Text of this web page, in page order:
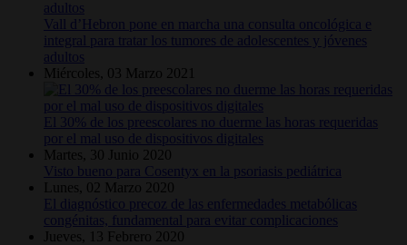
Vall d’Hebron pone en marcha una consulta oncológica e
integral para tratar los tumores de adolescentes y jóvenes
adultos
Miércoles, 03 Marzo 2021
El 30% de los preescolares no duerme las horas requeridas
por el mal uso de dispositivos digitales
Martes, 30 Junio 2020
Visto bueno para Cosentyx en la psoriasis pediátrica
Lunes, 02 Marzo 2020
El diagnóstico precoz de las enfermedades metabólicas
congénitas, fundamental para evitar complicaciones
Jueves, 13 Febrero 2020